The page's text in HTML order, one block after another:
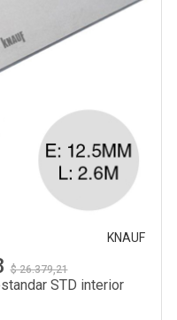
KNAUF
$ 26.379,21
STD interior